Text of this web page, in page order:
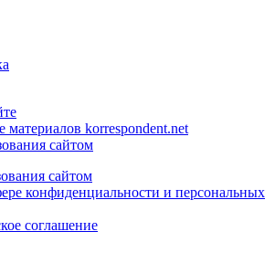
материалов korrespondent.net
сайтом
сайтом
конфиденциальности и персональных
соглашение